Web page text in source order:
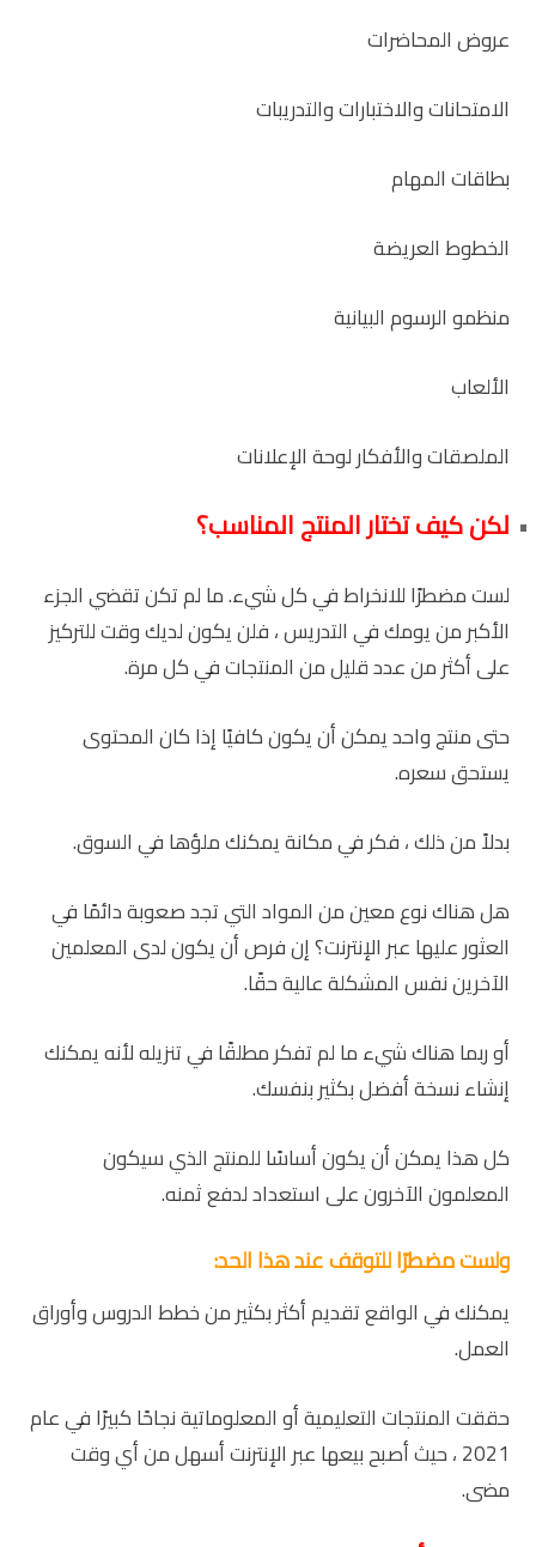
عروض المحاضرات
الامتحانات والاختبارات والتدريبات
بطاقات المهام
الخطوط العريضة
منظمو الرسوم البيانية
الألعاب
الملصقات والأفكار لوحة الإعلانات
لكن كيف تختار المنتج المناسب؟
لست مضطرًا للانخراط في كل شيء. ما لم تكن تقضي الجزء
الأكبر من يومك في التدريس ، فلن يكون لديك وقت للتركيز
على أكثر من عدد قليل من المنتجات في كل مرة.
حتى منتج واحد يمكن أن يكون كافيًا إذا كان المحتوى
يستحق سعره.
بدلاً من ذلك ، فكر في مكانة يمكنك ملؤها في السوق.
هل هناك نوع معين من المواد التي تجد صعوبة دائمًا في
العثور عليها عبر الإنترنت؟ إن فرص أن يكون لدى المعلمين
الآخرين نفس المشكلة عالية حقًا.
أو ربما هناك شيء ما لم تفكر مطلقًا في تنزيله لأنه يمكنك
إنشاء نسخة أفضل بكثير بنفسك.
كل هذا يمكن أن يكون أساسًا للمنتج الذي سيكون
المعلمون الآخرون على استعداد لدفع ثمنه.
ولست مضطرًا للتوقف عند هذا الحد:
يمكنك في الواقع تقديم أكثر بكثير من خطط الدروس وأوراق
العمل.
حققت المنتجات التعليمية أو المعلوماتية نجاحًا كبيرًا في عام
2021 ، حيث أصبح بيعها عبر الإنترنت أسهل من أي وقت
مضى.